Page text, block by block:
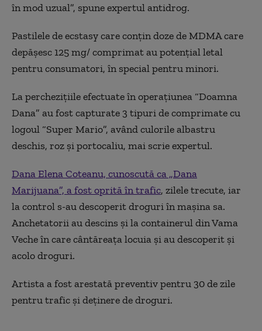
în mod uzual”, spune expertul antidrog.
Pastilele de ecstasy care conțin doze de MDMA care
depășesc 125 mg/ comprimat au potențial letal
pentru consumatori, în special pentru minori.
La perchezițiile efectuate în operațiunea “Doamna
Dana” au fost capturate 3 tipuri de comprimate cu
logoul “Super Mario”, având culorile albastru
deschis, roz și portocaliu, mai scrie expertul.
Dana Elena Coteanu, cunoscută ca „Dana
Marijuana”, a fost oprită în trafic, zilele trecute, iar
la control s-au descoperit droguri în mașina sa.
Anchetatorii au descins și la containerul din Vama
Veche în care cântăreața locuia și au descoperit și
acolo droguri.
Artista a fost arestată preventiv pentru 30 de zile
pentru trafic și deținere de droguri.